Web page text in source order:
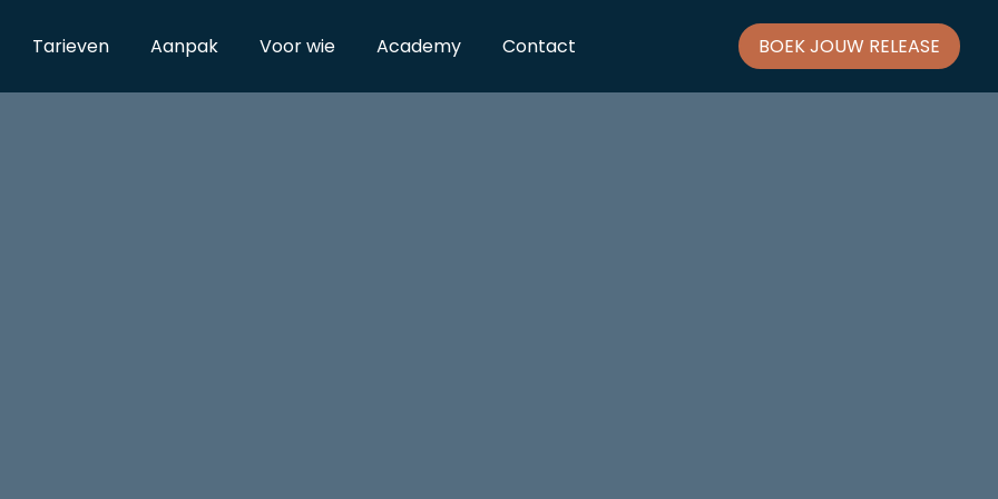
Tarieven Aanpak Voor wie Academy Contact BOEK JOUW RELEASE